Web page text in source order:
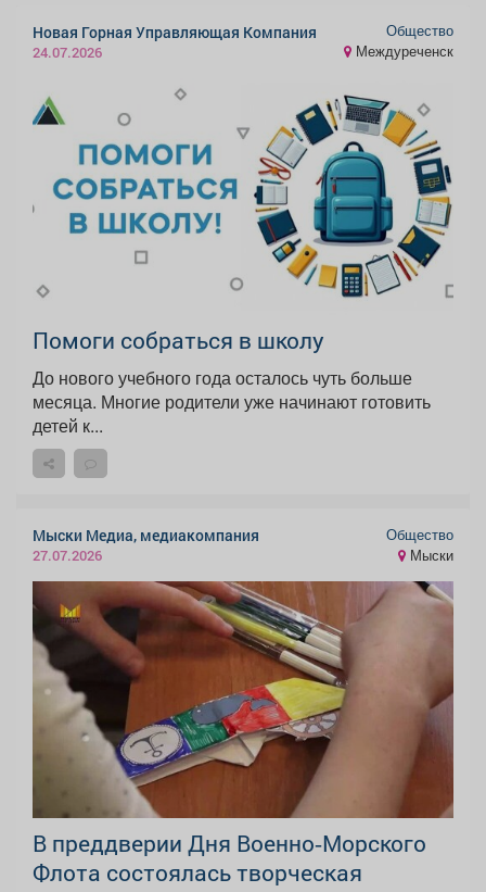
Новая Горная Управляющая Компания
24.07.2026
Общество
Междуреченск
Помоги собраться в школу
До нового учебного года осталось чуть больше
месяца. Многие родители уже начинают готовить
детей к...
Мыски Медиа, медиакомпания
27.07.2026
Общество
Мыски
В преддверии Дня Военно‑Морского
Флота состоялась творческая